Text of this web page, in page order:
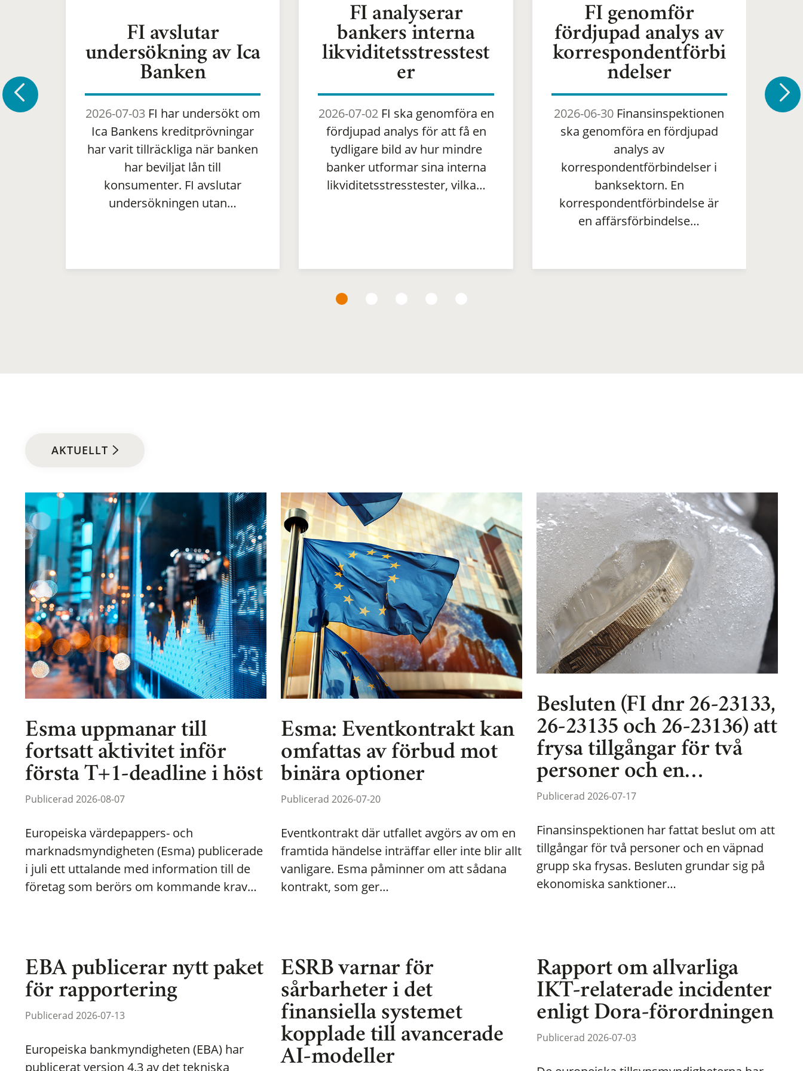
FI avslutar
undersökning av Ica
Banken
2026-07-03FI har undersökt om
Ica Bankens kreditprövningar
har varit tillräckliga när banken
har beviljat lån till
konsumenter. FI avslutar
undersökningen utan…
FI analyserar
bankers interna
likviditetsstresstest
er
2026-07-02FI ska genomföra en
fördjupad analys för att få en
tydligare bild av hur mindre
banker utformar sina interna
likviditetsstresstester, vilka…
FI genomför
fördjupad analys av
korrespondentförbi
ndelser
2026-06-30 Finansinspektionen
ska genomföra en fördjupad
analys av
korrespondentförbindelser i
banksektorn. En
korrespondentförbindelse är
en affärsförbindelse…
AKTUELLT
Esma uppmanar till
fortsatt aktivitet inför
första T+1-deadline i höst
Publicerad 2026-08-07
Europeiska värdepappers- och
marknadsmyndigheten (Esma) publicerade
i juli ett uttalande med information till de
företag som berörs om kommande krav…
Esma: Eventkontrakt kan
omfattas av förbud mot
binära optioner
Publicerad 2026-07-20
Eventkontrakt där utfallet avgörs av om en
framtida händelse inträffar eller inte blir allt
vanligare. Esma påminner om att sådana
kontrakt, som ger…
Besluten (FI dnr 26-23133,
26-23135 och 26-23136) att
frysa tillgångar för två
personer och en…
Publicerad 2026-07-17
Finansinspektionen har fattat beslut om att
tillgångar för två personer och en väpnad
grupp ska frysas. Besluten grundar sig på
ekonomiska sanktioner…
EBA publicerar nytt paket
för rapportering
Publicerad 2026-07-13
Europeiska bankmyndigheten (EBA) har
publicerat version 4.3 av det tekniska
ESRB varnar för
sårbarheter i det
finansiella systemet
kopplade till avancerade
AI-modeller
Rapport om allvarliga
IKT-relaterade incidenter
enligt Dora-förordningen
Publicerad 2026-07-03